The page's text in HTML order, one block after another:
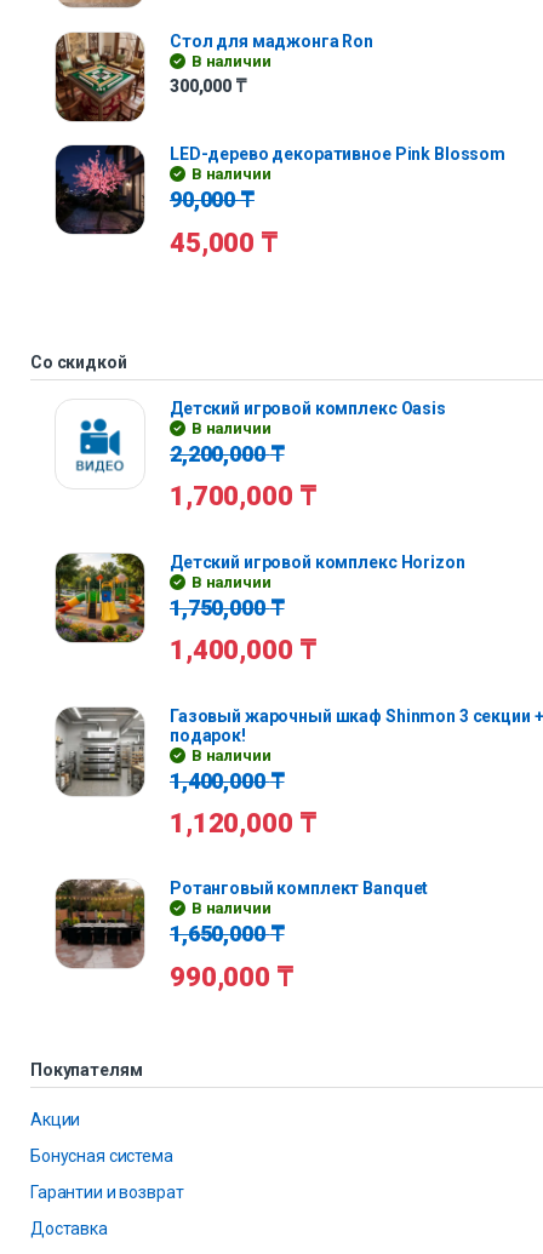
Стол для маджонга Ron
В наличии
300,000 ₸
LED-дерево декоративное Pink Blossom
В наличии
90,000₸
45,000 ₸
Со скидкой
Детский игровой комплекс Oasis
В наличии
2,200,000₸
1,700,000 ₸
Детский игровой комплекс Horizon
В наличии
1,750,000₸
1,400,000 ₸
Газовый жарочный шкаф Shinmon 3 секции
подарок!
В наличии
1,400,000₸
1,120,000 ₸
Ротанговый комплект Banquet
В наличии
1,650,000₸
990,000 ₸
Покупателям
Акции
Бонусная система
Гарантии и возврат
Доставка